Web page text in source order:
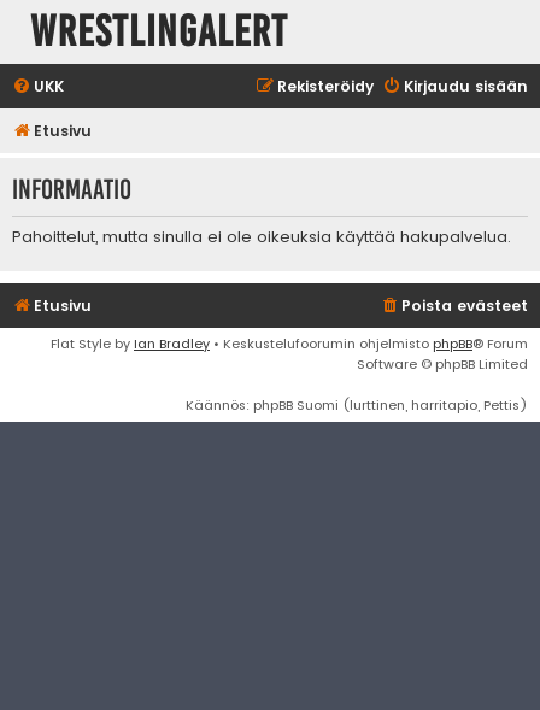
WrestlingAlert
UKK Kirjaudu sisään
Rekisteröidy
Etusivu
Informaatio
Pahoittelut, mutta sinulla ei ole oikeuksia käyttää hakupalvelua.
Etusivu Poista evästeet
Flat Style by Ian Bradley • Keskustelufoorumin ohjelmisto phpBB® Forum
Software © phpBB Limited
Käännös: phpBB Suomi (lurttinen, harritapio, Pettis)